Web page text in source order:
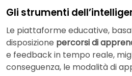
Gli strumenti
Le piattaforme educative,
disposizione percorsi di
e feedback in tempo reale,
conseguenza, le modalità di